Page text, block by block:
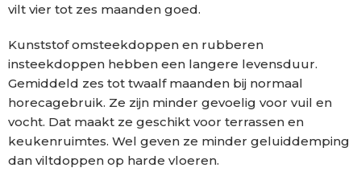
vilt vier tot zes maanden goed.
Kunststof omsteekdoppen en rubberen
insteekdoppen hebben een langere levensduur.
Gemiddeld zes tot twaalf maanden bij normaal
horecagebruik. Ze zijn minder gevoelig voor vuil en
vocht. Dat maakt ze geschikt voor terrassen en
keukenruimtes. Wel geven ze minder geluiddemping
dan viltdoppen op harde vloeren.